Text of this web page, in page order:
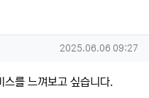
작성일
2025.06.06 09:27
스를 느껴보고 싶습니다.